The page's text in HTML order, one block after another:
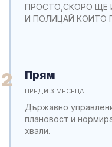
ПРОСТО,СКОРО ЩЕ
И ПОЛИЦАЙ КОИТО
2 Прям
ПРЕДИ 3 МЕСЕЦА
Държавно
плановост и
хвали.